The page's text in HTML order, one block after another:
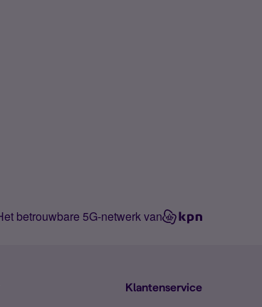
betrouwbare 5G-netwerk van
Klantenservice